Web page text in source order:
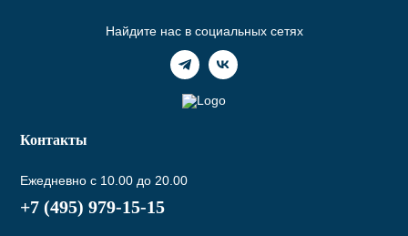
Найдите нас в социальных сетях
Контакты
Ежедневно с 10.00 до 20.00
+7 (495) 979-15-15